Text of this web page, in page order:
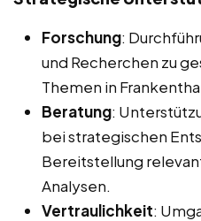
Forschung:
und Recherchen zu
Themen in
Beratung:
bei strategischen
Bereitstellung
Analysen.
Vertraulichkeit: